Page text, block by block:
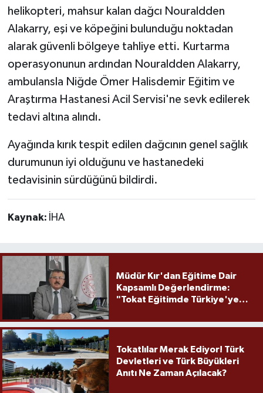
helikopteri, mahsur kalan dağcı Nouraldden
Alakarry, eşi ve köpeğini bulunduğu noktadan
alarak güvenli bölgeye tahliye etti. Kurtarma
operasyonunun ardından Nouraldden Alakarry,
ambulansla Niğde Ömer Halisdemir Eğitim ve
Araştırma Hastanesi Acil Servisi'ne sevk edilerek
tedavi altına alındı.
Ayağında kırık tespit edilen dağcının genel sağlık
durumunun iyi olduğunu ve hastanedeki
tedavisinin sürdüğünü bildirdi.
Kaynak: İHA
Müdür Kır'dan Eğitime Dair
Kapsamlı Değerlendirme:
"Tokat Eğitimde Türkiye'ye
Tokatlılar Merak Ediyor! Türk
Devletleri ve Türk Büyükleri
Anıtı Ne Zaman Açılacak?